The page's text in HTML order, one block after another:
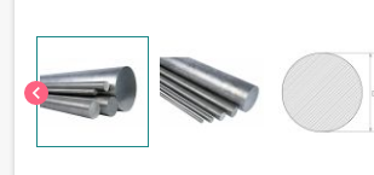
chevron_left